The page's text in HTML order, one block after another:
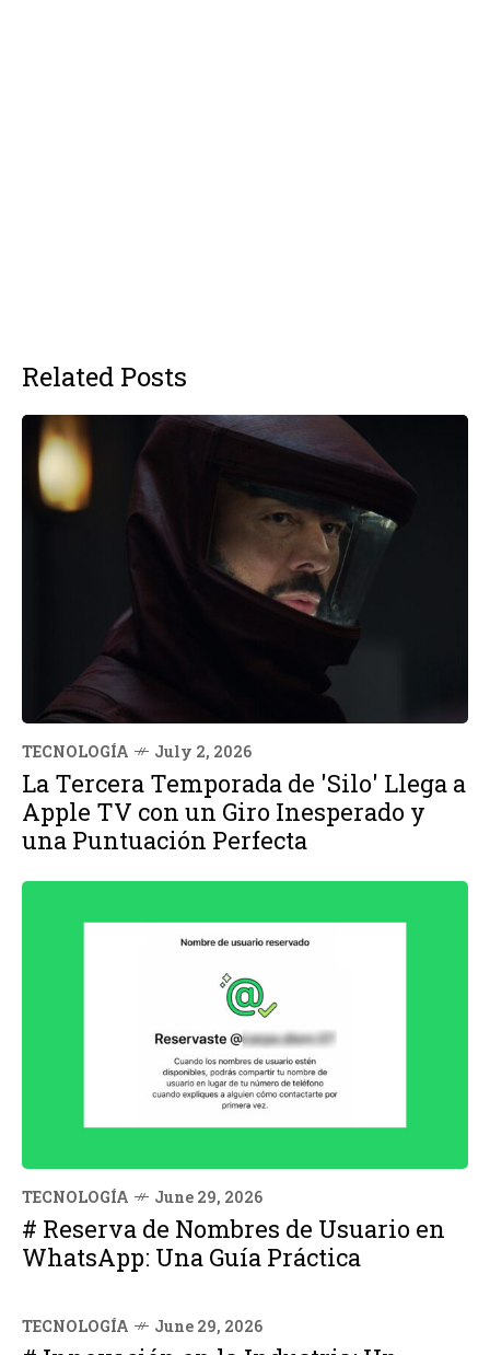
Related Posts
TECNOLOGÍA July 2, 2026
La Tercera Temporada de 'Silo' Llega a
Apple TV con un Giro Inesperado y
una Puntuación Perfecta
TECNOLOGÍA June 29, 2026
# Reserva de Nombres de Usuario en
WhatsApp: Una Guía Práctica
TECNOLOGÍA June 29, 2026